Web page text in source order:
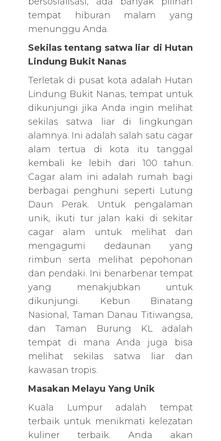
tempat hiburan malam yang
menunggu Anda.
Sekilas tentang satwa liar di Hutan
Lindung Bukit Nanas
Terletak di pusat kota adalah Hutan
Lindung Bukit Nanas, tempat untuk
dikunjungi jika Anda ingin melihat
sekilas satwa liar di lingkungan
alamnya. Ini adalah salah satu cagar
alam tertua di kota itu tanggal
kembali ke lebih dari 100 tahun.
Cagar alam ini adalah rumah bagi
berbagai penghuni seperti Lutung
Daun Perak. Untuk pengalaman
unik, ikuti tur jalan kaki di sekitar
cagar alam untuk melihat dan
mengagumi dedaunan yang
rimbun serta melihat pepohonan
dan pendaki. Ini benarbenar tempat
yang menakjubkan untuk
dikunjungi. Kebun Binatang
Nasional, Taman Danau Titiwangsa,
dan Taman Burung KL adalah
tempat di mana Anda juga bisa
melihat sekilas satwa liar dan
kawasan tropis.
Masakan Melayu Yang Unik
Kuala Lumpur adalah tempat
terbaik untuk menikmati kelezatan
kuliner terbaik. Anda akan